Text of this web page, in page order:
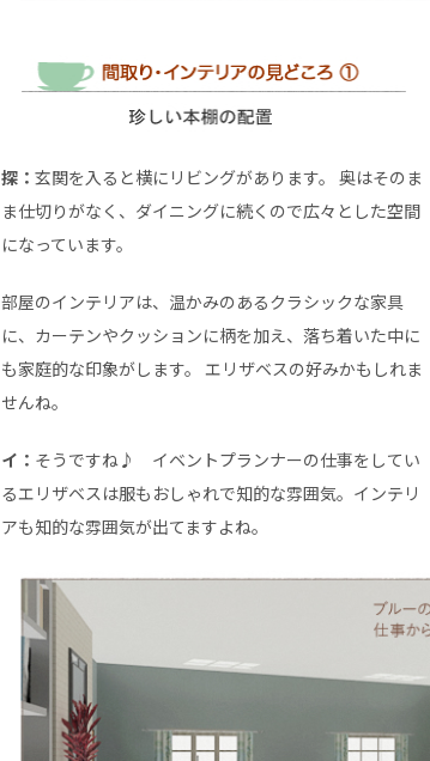
探： 玄関を入ると横にリビングがあります。 奥はそのま
ま仕切りがなく、ダイニングに続くので広々とした空間
になっています。
部屋のインテリアは、温かみのあるクラシックな家具
に、カーテンやクッションに柄を加え、落ち着いた中に
も家庭的な印象がします。 エリザベスの好みかもしれま
せんね。
イ： そうですね♪ イベントプランナーの仕事をしてい
るエリザベスは服もおしゃれで知的な雰囲気。インテリ
アも知的な雰囲気が出てますよね。